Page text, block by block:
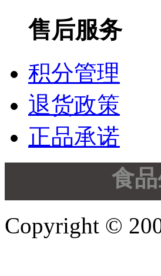
售后服务
积分管理
退货政策
正品承诺
食品
Copyright ©